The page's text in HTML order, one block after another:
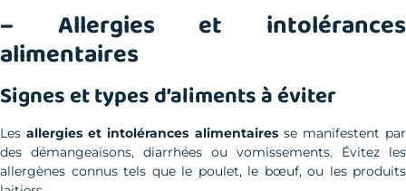
– Allergies et intolérances
alimentaires
Signes et types d’aliments à éviter
Lesallergies et intolérances alimentairesse manifestent par
des démangeaisons, diarrhées ou vomissements. Évitez les
allergènes connus tels que le poulet, le bœuf, ou les produits